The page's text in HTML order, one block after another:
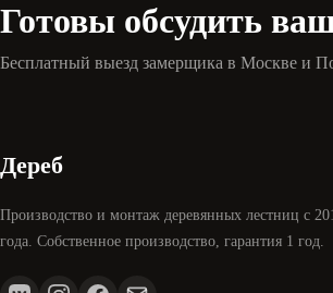
Готовы обсудить
Бесплатный выезд замерщика в Москве и
Дереб
Производство и монтаж деревянных лестниц с
года. Собственное производство, гарантия 1 год.